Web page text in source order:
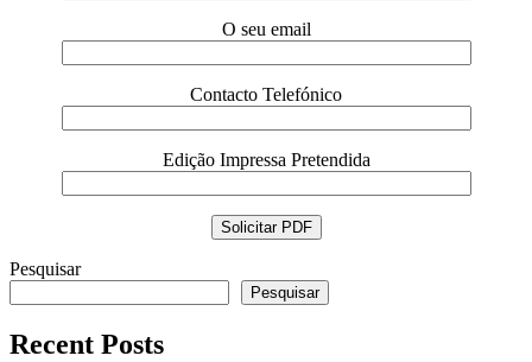
O seu email
Contacto Telefónico
Edição Impressa Pretendida
Pesquisar
Pesquisar
Recent Posts